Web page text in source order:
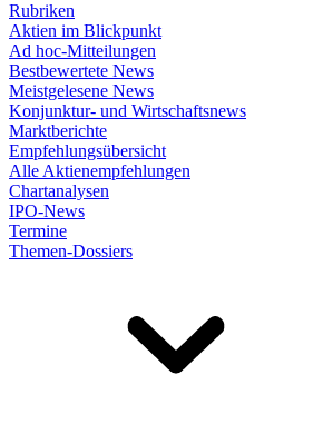
Rubriken
Aktien im Blickpunkt
Ad hoc-Mitteilungen
Bestbewertete News
Meistgelesene News
Konjunktur- und Wirtschaftsnews
Marktberichte
Empfehlungsübersicht
Alle Aktienempfehlungen
Chartanalysen
IPO-News
Termine
Themen-Dossiers